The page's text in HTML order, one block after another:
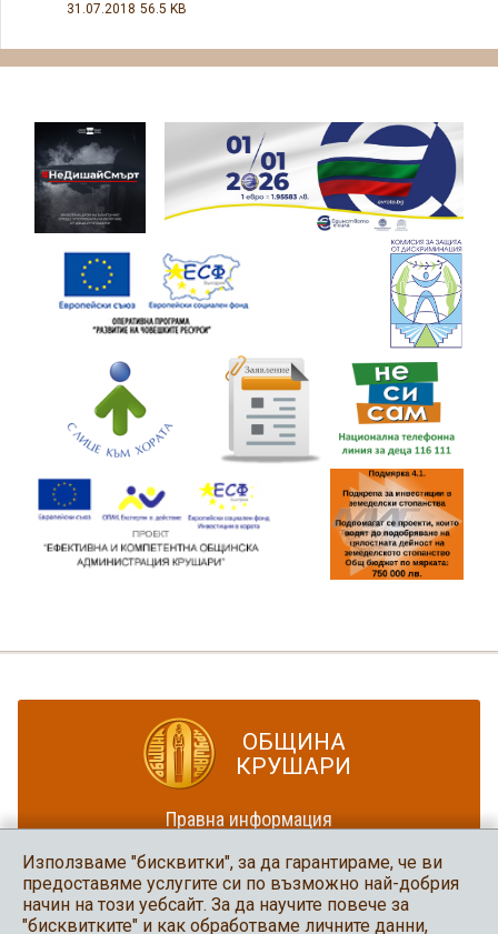
31.07.2018 56.5 KB
ОБЩИНА
КРУШАРИ
Правна информация
Карта на сайта
Община Крушари
Използваме "бисквитки", за да гарантираме, че ви
предоставяме услугите си по възможно най-добрия
начин на този уебсайт. За да научите повече за
"бисквитките" и как обработваме личните данни,